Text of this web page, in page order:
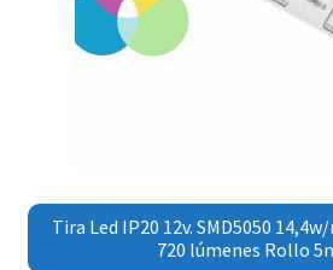
Tira Led IP20 12v. SMD5050
720 lúmenes Rollo